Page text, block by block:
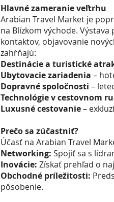
Hlavné zameranie veľtrhu
Arabian Travel Market je
na Blízkom východe.
kontaktov, objavovanie
zahŕňajú:
Destinácie a turistické
Ubytovacie zariadenia –
Dopravné spoločnosti –
Technológie v cestovnom
Luxusné cestovanie–
Prečo sa zúčastniť?
Účasť na Arabian Travel
Networking: Spojiť sa s
Inovácie: Získať prehľad o
Obchodné príležitosti:
pôsobenie.